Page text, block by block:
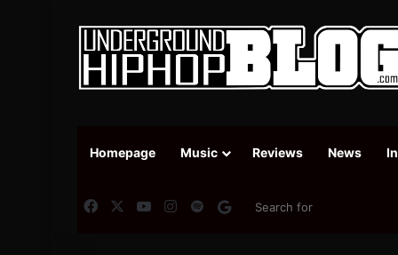
Homepage Music Reviews News
FacebookYouTubeInstagram
SpotifyGoogle News